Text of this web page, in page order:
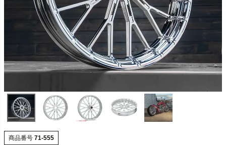
商品番号 71-555